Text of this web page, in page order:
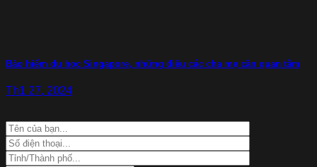
Bảo hiểm du học Singapore, những điều các cha mẹ cần quan tâm
Th1 27, 2024